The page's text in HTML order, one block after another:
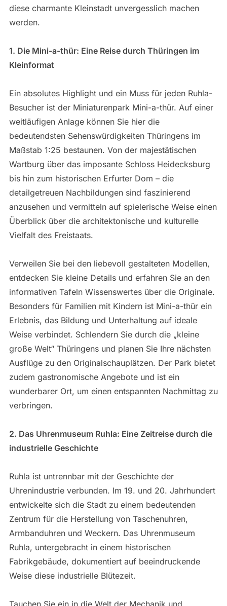
diese charmante Kleinstadt unvergesslich machen
werden.
1. Die Mini-a-thür: Eine Reise durch Thüringen im
Kleinformat
Ein absolutes Highlight und ein Muss für jeden Ruhla-
Besucher ist der Miniaturenpark Mini-a-thür. Auf einer
weitläufigen Anlage können Sie hier die
bedeutendsten Sehenswürdigkeiten Thüringens im
Maßstab 1:25 bestaunen. Von der majestätischen
Wartburg über das imposante Schloss Heidecksburg
bis hin zum historischen Erfurter Dom – die
detailgetreuen Nachbildungen sind faszinierend
anzusehen und vermitteln auf spielerische Weise einen
Überblick über die architektonische und kulturelle
Vielfalt des Freistaats.
Verweilen Sie bei den liebevoll gestalteten Modellen,
entdecken Sie kleine Details und erfahren Sie an den
informativen Tafeln Wissenswertes über die Originale.
Besonders für Familien mit Kindern ist Mini-a-thür ein
Erlebnis, das Bildung und Unterhaltung auf ideale
Weise verbindet. Schlendern Sie durch die „kleine
große Welt“ Thüringens und planen Sie Ihre nächsten
Ausflüge zu den Originalschauplätzen. Der Park bietet
zudem gastronomische Angebote und ist ein
wunderbarer Ort, um einen entspannten Nachmittag zu
verbringen.
2. Das Uhrenmuseum Ruhla: Eine Zeitreise durch die
industrielle Geschichte
Ruhla ist untrennbar mit der Geschichte der
Uhrenindustrie verbunden. Im 19. und 20. Jahrhundert
entwickelte sich die Stadt zu einem bedeutenden
Zentrum für die Herstellung von Taschenuhren,
Armbanduhren und Weckern. Das Uhrenmuseum
Ruhla, untergebracht in einem historischen
Fabrikgebäude, dokumentiert auf beeindruckende
Weise diese industrielle Blütezeit.